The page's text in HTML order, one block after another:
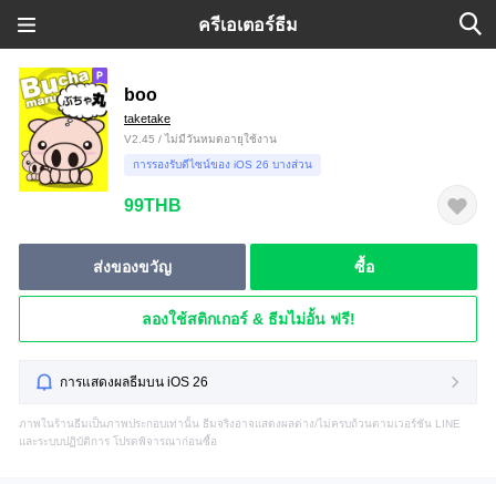
ครีเอเตอร์ธีม
boo
taketake
V2.45 / ไม่มีวันหมดอายุใช้งาน
การรองรับดีไซน์ของ iOS 26 บางส่วน
99THB
ส่งของขวัญ ซื้อ
ลองใช้สติกเกอร์ & ธีมไม่อั้น ฟรี!
การแสดงผลธีมบน iOS 26
ภาพในร้านธีมเป็นภาพประกอบเท่านั้น ธีมจริงอาจแสดงผลต่าง/ไม่ครบถ้วนตามเวอร์ชัน LINE
และระบบปฏิบัติการ โปรดพิจารณาก่อนซื้อ